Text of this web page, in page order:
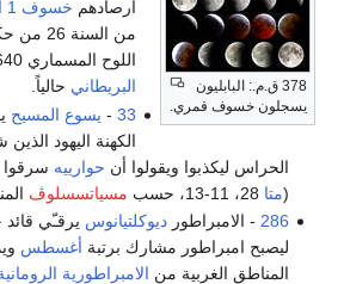
378 ق.م.: البابليون
يسجلون خسوف قمري.
أرصادهم خسوف 1 أبريل
من السنة 26 من حكم
اللوح المسماري BM 45640
البريطاني حالياً.
33
- يسوع المسيح
الكهنة اليهود
الحراس ليكذبوا ويقولوا أن حوارييه سرقوا
(متا مسياتسسلوڤ
286 - الامبراطورديوكلتيانوس يرقـّي
ليصبح امبراطور مشارك برتبة أغسطس
المناطق الغربية من الامبراطورية